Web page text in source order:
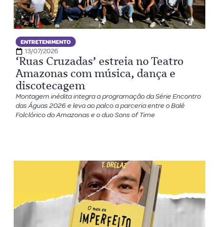
ENTRETENIMENTO
13/07/2026
‘Ruas Cruzadas’ estreia no Teatro
Amazonas com música, dança e
discotecagem
Montagem inédita integra a programação da Série Encontro
das Águas 2026 e leva ao palco a parceria entre o Balé
Folclórico do Amazonas e o duo Sons of Time